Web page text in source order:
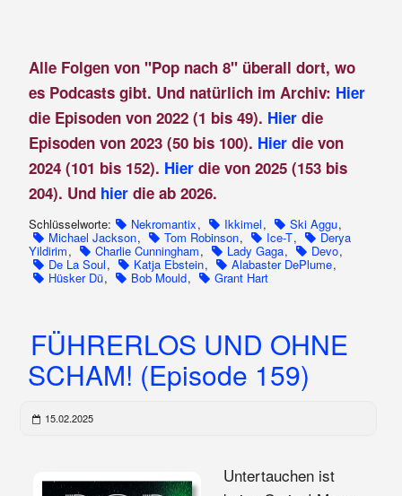
Alle Folgen von "Pop nach 8" überall dort, wo
es Podcasts gibt. Und natürlich im Archiv: Hier
die Episoden von 2022 (1 bis 49). Hierdie
Episoden von 2023 (50 bis 100). Hier die von
2024 (101 bis 152). Hier die von 2025 (153 bis
204). Und hier die ab 2026.
Schlüsselworte: Nekromantix, Ikkimel, Ski Aggu,
Michael Jackson, Tom Robinson, Ice-T, Derya
Yildirim, Charlie Cunningham, Lady Gaga, Devo,
De La Soul, Katja Ebstein, Alabaster DePlume,
Hüsker Dü, Bob Mould, Grant Hart
FÜHRERLOS UND OHNE
SCHAM! (Episode 159)
15.02.2025
Untertauchen ist